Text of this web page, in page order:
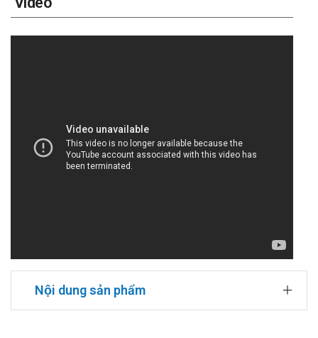
Nội dung sản phẩm